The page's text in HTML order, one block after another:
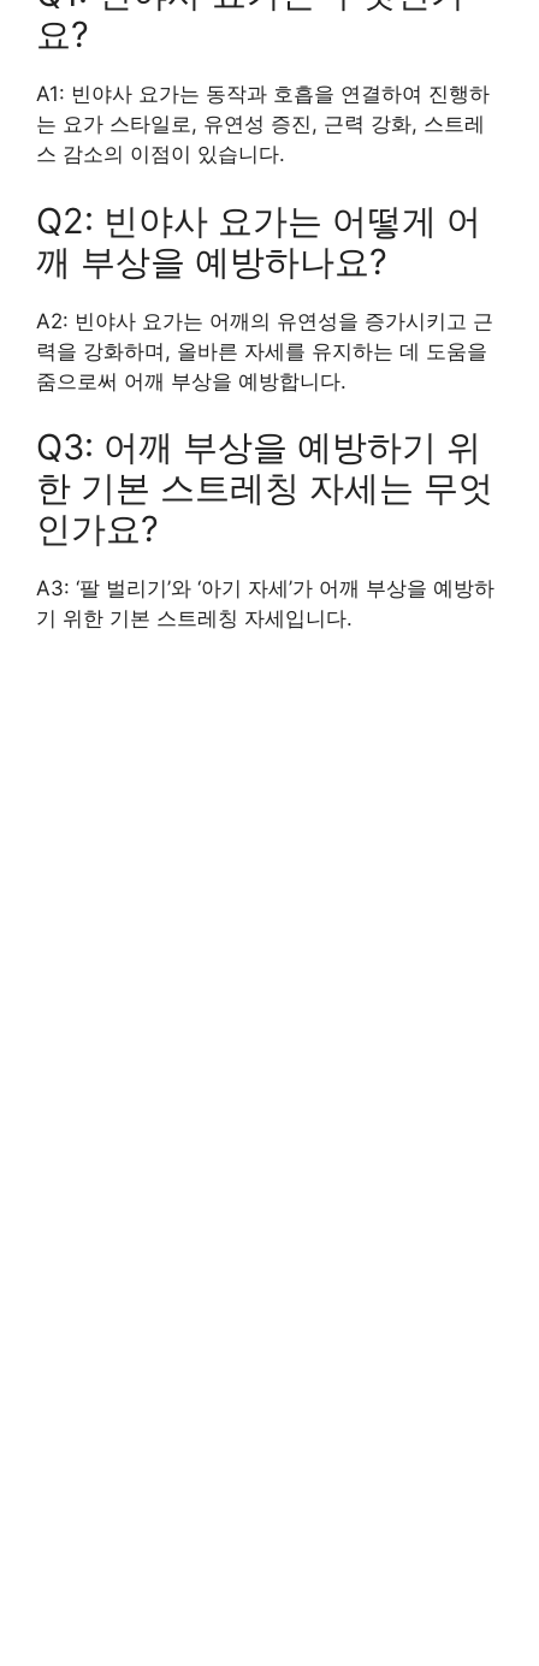
요?
A1: 빈야사 요가는 동작과 호흡을 연결하여 진행하
는 요가 스타일로, 유연성 증진, 근력 강화, 스트레
스 감소의 이점이 있습니다.
Q2: 빈야사 요가는 어떻게 어
깨 부상을 예방하나요?
A2: 빈야사 요가는 어깨의 유연성을 증가시키고 근
력을 강화하며, 올바른 자세를 유지하는 데 도움을
줌으로써 어깨 부상을 예방합니다.
Q3: 어깨 부상을 예방하기 위
한 기본 스트레칭 자세는 무엇
인가요?
A3: ‘팔 벌리기’와 ‘아기 자세’가 어깨 부상을 예방하
기 위한 기본 스트레칭 자세입니다.